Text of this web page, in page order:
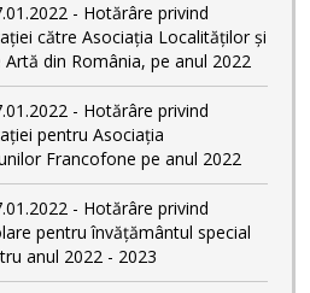
- Hotărâre privind
către Asociația Localităților și
din România, pe anul 2022
- Hotărâre privind
pentru Asociația
Francofone pe anul 2022
- Hotărâre privind
pentru învățământul special
anul 2022 - 2023